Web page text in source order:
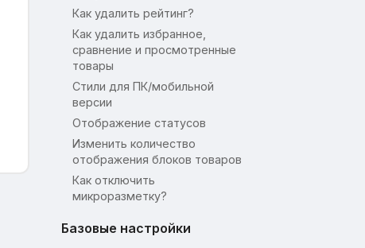
Как удалить рейтинг?
Как удалить избранное,
сравнение и просмотренные
товары
Стили для ПК/мобильной
версии
Отображение статусов
Изменить количество
отображения блоков товаров
Как отключить
микроразметку?
Базовые настройки